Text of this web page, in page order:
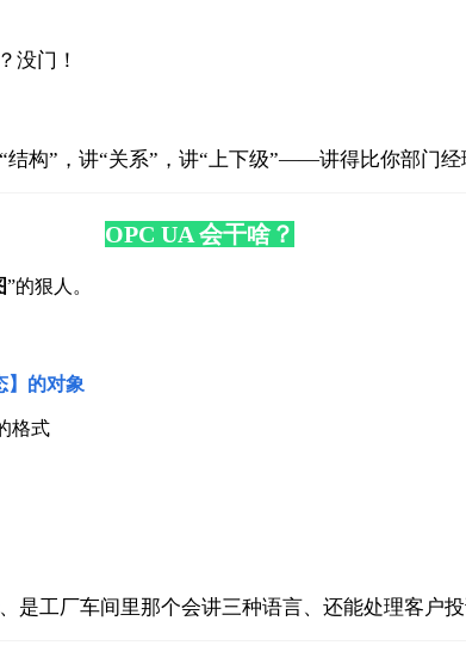
没门！
结构”，讲“关系”，讲“上下级”——讲得比你部门经
OPC UA 会干啥？
”的狠人。
】的对象
格式
、是工厂车间里那个会讲三种语言、还能处理客户投